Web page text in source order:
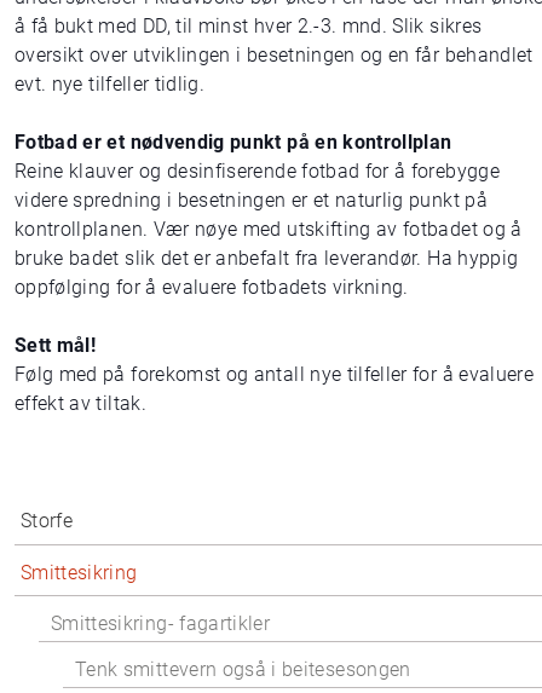
å få bukt med DD, til minst hver 2.-3. mnd. Slik sikres
oversikt over utviklingen i besetningen og en får behandlet
evt. nye tilfeller tidlig.
Fotbad er et nødvendig punkt på en kontrollplan
Reine klauver og desinfiserende fotbad for å forebygge
videre spredning i besetningen er et naturlig punkt på
kontrollplanen. Vær nøye med utskifting av fotbadet og å
bruke badet slik det er anbefalt fra leverandør. Ha hyppig
oppfølging for å evaluere fotbadets virkning.
Sett mål!
Følg med på forekomst og antall nye tilfeller for å evaluere
effekt av tiltak.
Storfe
Smittesikring
Smittesikring- fagartikler
Tenk smittevern også i beitesesongen